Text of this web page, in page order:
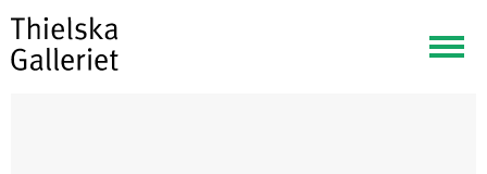
Visa
meny